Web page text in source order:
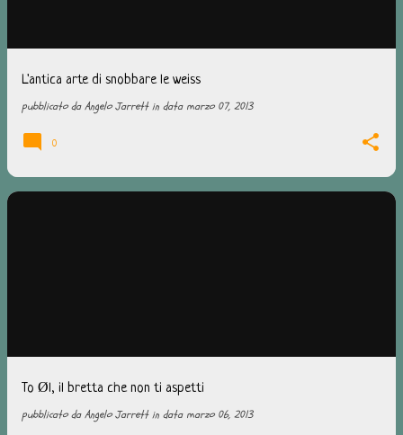
L'antica arte di snobbare le weiss
pubblicato daAngelo Jarrett in data marzo 07, 2013
0
To Øl, il bretta che non ti aspetti
pubblicato daAngelo Jarrett in data marzo 06, 2013